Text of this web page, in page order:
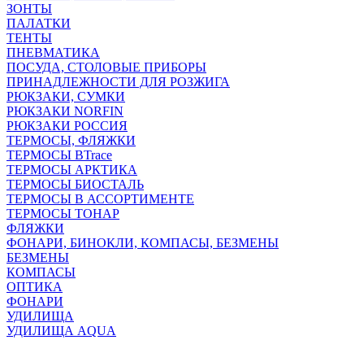
ЗОНТЫ
ПАЛАТКИ
ТЕНТЫ
ПНЕВМАТИКА
ПОСУДА, СТОЛОВЫЕ ПРИБОРЫ
ПРИНАДЛЕЖНОСТИ ДЛЯ РОЗЖИГА
РЮКЗАКИ, СУМКИ
РЮКЗАКИ NORFIN
РЮКЗАКИ РОССИЯ
ТЕРМОСЫ, ФЛЯЖКИ
ТЕРМОСЫ BTrace
ТЕРМОСЫ АРКТИКА
ТЕРМОСЫ БИОСТАЛЬ
ТЕРМОСЫ В АССОРТИМЕНТЕ
ТЕРМОСЫ ТОНАР
ФЛЯЖКИ
ФОНАРИ, БИНОКЛИ, КОМПАСЫ, БЕЗМЕНЫ
БЕЗМЕНЫ
КОМПАСЫ
ОПТИКА
ФОНАРИ
УДИЛИЩА
УДИЛИЩА AQUA